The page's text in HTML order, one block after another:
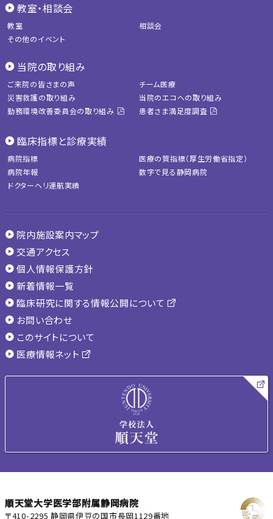
教室・相談会
教室
相談会
その他のイベント
当院の取り組み
ご来院の皆さまの声
チーム医療
災害救護の取り組み
当院のエコへの取り組み
勤務環境改善委員会の取り組み
患者さま満足度調査
臨床指標と診療実績
病院指標
医療の質指標（厚生労働省指定）
病院年報
数字で見る静岡病院
ドクターヘリ運航実績
院内施設案内マップ
交通アクセス
個人情報保護方針
新着情報一覧
臨床研究に関する情報公開について
お問い合わせ
このサイトについて
医療情報ネット
順天堂大学医学部附属静岡病院
〒410-2295 静岡県伊豆の国市長岡1129番地